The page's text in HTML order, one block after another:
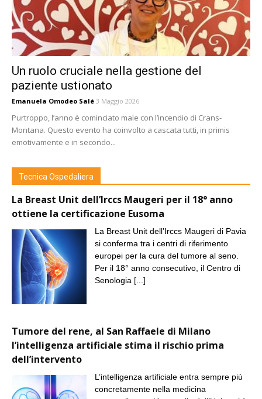
Un ruolo cruciale nella gestione del
paziente ustionato
Emanuela Omodeo Salé 3 Maggio 2026
Purtroppo, l’anno è cominciato male con l’incendio di Crans-
Montana. Questo evento ha coinvolto a cascata tutti, in primis
emotivamente e in secondo...
Tecnica Ospedaliera
La Breast Unit dell’Irccs Maugeri per il 18° anno
ottiene la certificazione Eusoma
La Breast Unit dell’Irccs Maugeri di Pavia
si conferma tra i centri di riferimento
europei per la cura del tumore al seno.
Per il 18° anno consecutivo, il Centro di
Senologia [...]
Tumore del rene, al San Raffaele di Milano
l’intelligenza artificiale stima il rischio prima
dell’intervento
L’intelligenza artificiale entra sempre più
concretamente nella medicina